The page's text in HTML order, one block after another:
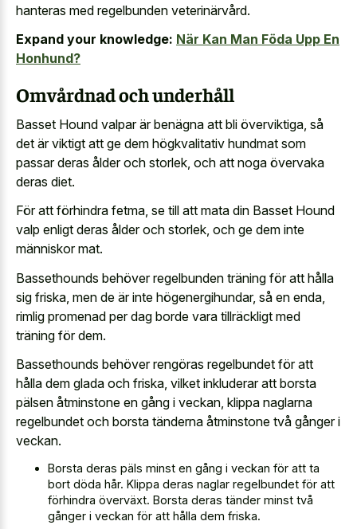
hanteras med regelbunden veterinärvård.
Expand your knowledge: När Kan Man Föda Upp En
Honhund?
Omvårdnad och underhåll
Basset Hound valpar är benägna att bli överviktiga, så
det är viktigt att ge dem högkvalitativ hundmat som
passar deras ålder och storlek, och att noga övervaka
deras diet.
För att förhindra fetma, se till att mata din Basset Hound
valp enligt deras ålder och storlek, och ge dem inte
människor mat.
Bassethounds behöver regelbunden träning för att hålla
sig friska, men de är inte högenergihundar, så en enda,
rimlig promenad per dag borde vara tillräckligt med
träning för dem.
Bassethounds behöver rengöras regelbundet för att
hålla dem glada och friska, vilket inkluderar att borsta
pälsen åtminstone en gång i veckan, klippa naglarna
regelbundet och borsta tänderna åtminstone två gånger i
veckan.
Borsta deras päls minst en gång i veckan för att ta
bort döda hår. Klippa deras naglar regelbundet för att
förhindra överväxt. Borsta deras tänder minst två
gånger i veckan för att hålla dem friska.